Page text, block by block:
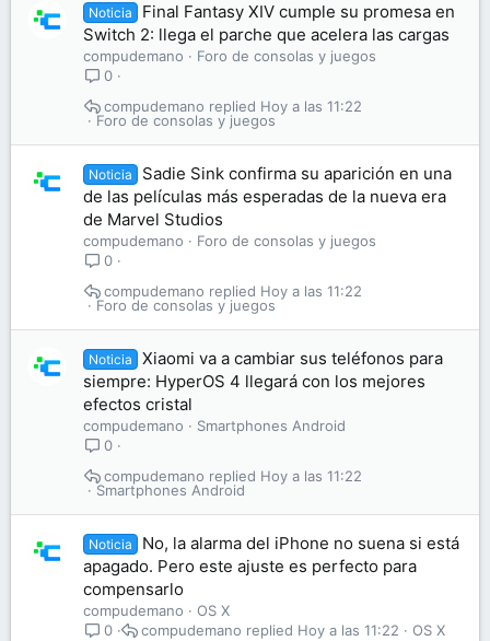
Noticia
Final Fantasy XIV cumple su promesa en
Switch 2: llega el parche que acelera las cargas
compudemano
Foro de consolas y juegos
0
Foro de consolas y juegos
Hoy a las 11:22
compudemano
Noticia
Sadie Sink confirma su aparición en una
de las películas más esperadas de la nueva era
de Marvel Studios
compudemano
Foro de consolas y juegos
0
Foro de consolas y juegos
Hoy a las 11:22
compudemano
Noticia
Xiaomi va a cambiar sus teléfonos para
siempre: HyperOS 4 llegará con los mejores
efectos cristal
compudemano
Smartphones Android
0
Smartphones Android
Hoy a las 11:22
compudemano
Noticia
No, la alarma del iPhone no suena si está
apagado. Pero este ajuste es perfecto para
compensarlo
compudemano
OS X
0
OS X
Hoy a las 11:22
compudemano